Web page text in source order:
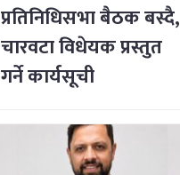
प्रतिनिधिसभा बैठक बस्दै,
चारवटा विधेयक प्रस्तुत
गर्ने कार्यसूची